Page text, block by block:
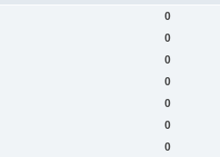
0
0
0
0
0
0
0